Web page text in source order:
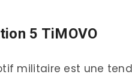
5 TiMOVO
militaire est une